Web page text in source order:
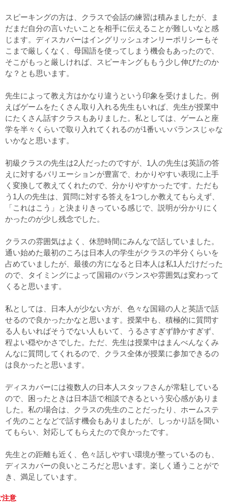
スピーキングの方は、クラスで会話の練習は積みましたが、ま
だまだ自分の言いたいことを相手に伝えることが難しいなと感
じます。ディスカバーはイングリッシュオンリーポリシーもそ
こまで厳しくなく、母国語を使ってしまう機会もあったので、
そこがもっと厳しければ、スピーキングももう少し伸びたのか
な？とも思います。
先生によって教え方はかなり違うという印象を受けました。例
えばゲームをたくさん取り入れる先生もいれば、先生が授業中
にたくさん話すクラスもありました。私としては、ゲームと座
学を半々くらいで取り入れてくれるのが1番いいバランスじゃな
いかなと思います。
初級クラスの先生は2人だったのですが、1人の先生は英語の答
えに対するバリエーションが豊富で、わかりやすい表現に上手
く変換して教えてくれたので、分かりやすかったです。ただも
う1人の先生は、質問に対する答えを1つしか教えてもらえず、
「これはこう」と決まりきっている感じで、説明が分かりにく
かったのが少し残念でした。
クラスの雰囲気はよく、休憩時間にみんなで話していました。
通い始めた最初のころは日本人の学生がクラスの半分くらいを
占めていましたが、最後の方になると日本人は私1人だけだった
ので、タイミングによって国籍のバランスや雰囲気は変わって
くると思います。
私としては、日本人が少ない方が、色々な国籍の人と英語で話
せるので良かったかなと思います。授業中も、積極的に質問す
る人もいればそうでない人もいて、うるさすぎず静かすぎず、
程よい穏やかさでした。ただ、先生は授業中はまんべんなくみ
んなに質問してくれるので、クラス全体が授業に参加できるの
は良かったと思います。
ディスカバーには複数人の日本人スタッフさんが常駐している
ので、困ったときは日本語で相談できるという安心感がありま
した。私の場合は、クラスの先生のことだったり、ホームステ
イ先のことなどで話す機会もありましたが、しっかり話を聞い
てもらい、対応してもらえたので良かったです。
先生との距離も近く、色々話しやすい環境が整っているのも、
ディスカバーの良いところだと思います。楽しく通うことがで
き、満足しています。
注意